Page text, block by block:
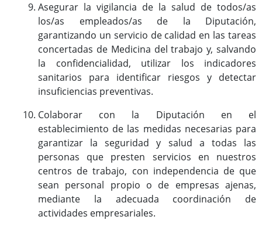
Asegurar la vigilancia de la salud de todos/as
los/as empleados/as de la Diputación,
garantizando un servicio de calidad en las tareas
concertadas de Medicina del trabajo y, salvando
la confidencialidad, utilizar los indicadores
sanitarios para identificar riesgos y detectar
insuficiencias preventivas.
Colaborar con la Diputación en el
establecimiento de las medidas necesarias para
garantizar la seguridad y salud a todas las
personas que presten servicios en nuestros
centros de trabajo, con independencia de que
sean personal propio o de empresas ajenas,
mediante la adecuada coordinación de
actividades empresariales.